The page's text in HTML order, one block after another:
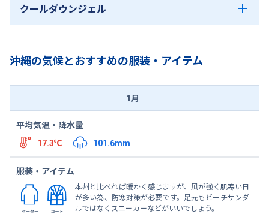
クールダウンジェル
沖縄の気候とおすすめの服装・アイテム
1月
平均気温・降水量
17.3℃
101.6mm
服装・アイテム
本州と比べれば暖かく感じますが、風が強く肌寒い日
が多い為、防寒対策が必要です。足元もビーチサンダ
ルではなくスニーカーなどがいいでしょう。